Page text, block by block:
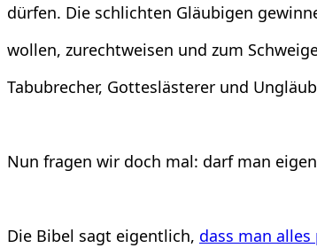
dürfen. Die schlichten Gläubigen
wollen, zurechtweisen und zum
Tabubrecher, Gotteslästerer und
Nun fragen wir doch mal: darf man
Die Bibel sagt eigentlich, dass man